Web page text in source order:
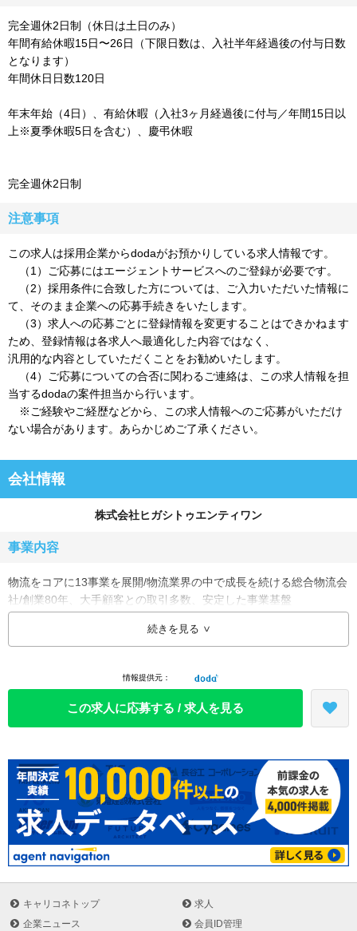
完全週休2日制（休日は土日のみ）
年間有給休暇15日〜26日（下限日数は、入社半年経過後の付与日数
となります）
年間休日日数120日
年末年始（4日）、有給休暇（入社3ヶ月経過後に付与／年間15日以
上※夏季休暇5日を含む）、慶弔休暇
完全週休2日制
注意事項
この求人は採用企業からdodaがお預かりしている求人情報です。
（1）ご応募にはエージェントサービスへのご登録が必要です。
（2）採用条件に合致した方については、ご入力いただいた情報に
て、そのまま企業への応募手続きをいたします。
（3）求人への応募ごとに登録情報を変更することはできかねます
ため、登録情報は各求人へ最適化した内容ではなく、
汎用的な内容としていただくことをお勧めいたします。
（4）ご応募についての合否に関わるご連絡は、この求人情報を担
当するdodaの案件担当から行います。
※ご経験やご経歴などから、この求人情報へのご応募がいただけ
ない場合があります。あらかじめご了承ください。
会社情報
株式会社ヒガシトゥエンティワン
事業内容
物流をコアに13事業を展開/物流業界の中で成長を続ける総合物流会
社/創業80年、大手顧客との取引多数、安定した事業基盤
同社は昭和19年に設立後、輸送事業、事務所移転引越事業、倉庫保
ービスを社会のニーズに合わせて柔軟に創り出し、現在では13事業
を展開しています。
これらの事業は全て、「お客様の期待や要望に応えたい」という現
す。
また、同社は早くから静脈物流にも着目し、機密文書リサイクル、
産業廃棄物管理など、環境保全・CSRに主眼を置いたエコビジネス
にも取り組んでいます。
3PL事業：物流センター管理業務のあらゆるシーンにおいて、提案
から実務まで顧客の物流すべてをサポート
輸送事業：自車車輌と約800社の提携企業とのネットワークによ
り、小口配送から大型重量物の配送等様々な顧客ニーズに対応
続きを見る
情報提供元：
この求人に応募する / 求人を見る
キャリコネトップ
求人
企業ニュース
会員ID管理